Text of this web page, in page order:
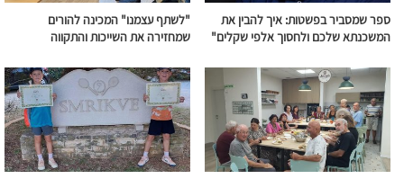
ספר שמסביר בפשטות: איך להבין את
המשכנתא שלכם ולחסוך אלפי שקלים"
"לשתף עצמנו" המכינה להורים
שמחזירה את השייכות והתקווה